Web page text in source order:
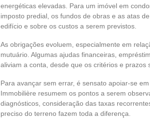
energéticas elevadas. Para um imóvel em
imposto predial, os fundos de obras e as atas
edifício e sobre os custos a serem previstos.
As obrigações evoluem, especialmente em
mutuário. Algumas ajudas financeiras,
aliviam a conta, desde que os critérios e prazos
Para avançar sem errar, é sensato apoiar-se
Immobilière resumem os pontos a serem
diagnósticos, consideração das taxas
preciso do terreno fazem toda a diferença.